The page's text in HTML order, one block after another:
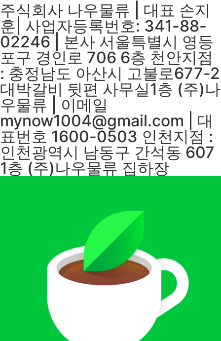
주식회사 나우물류 | 대표 손지
훈| 사업자등록번호: 341-88-
02246 | 본사 서울특별시 영등
포구 경인로 706 6층 천안지점
: 충정남도 아산시 고불로677-2
대박갈비 뒷편 사무실1층 (주)나
우물류 | 이메일
mynow1004@gmail.com | 대
표번호 1600-0503 인천지점 :
인천광역시 남동구 간석동 607
1층 (주)나우물류 집하장